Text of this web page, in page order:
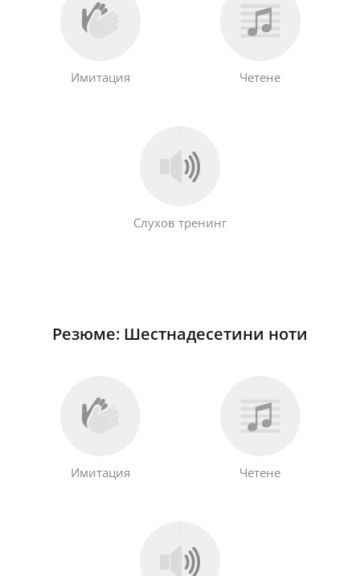
Имитация Четене
Слухов тренинг
Резюме: Шестнадесетини ноти
Имитация Четене